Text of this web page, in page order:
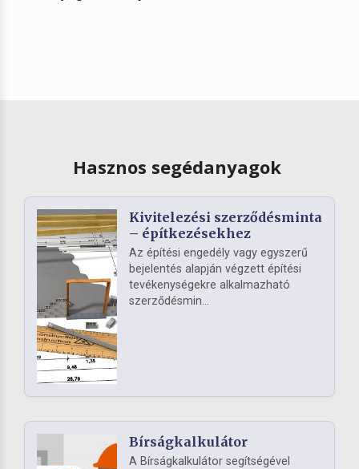
Hasznos segédanyagok
Kivitelezési szerződésminta
– építkezésekhez
Az építési engedély vagy egyszerű
bejelentés alapján végzett építési
tevékenységekre alkalmazható
szerződésmin...
Bírságkalkulátor
A Bírságkalkulátor segítségével